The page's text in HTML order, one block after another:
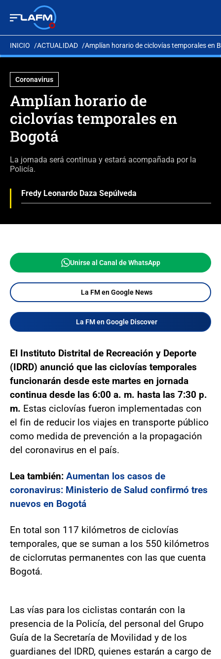
INICIO ACTUALIDAD Amplían horario de ciclovías temporales en
Coronavirus
Amplían horario de
ciclovías temporales en
Bogotá
La jornada será continua y estará acompañada por la
Policía.
Fredy Leonardo Daza Sepúlveda
Unirse al Canal de WhatsApp
La FM en Google News
La FM en Google Discover
El Instituto Distrital de Recreación y Deporte
(IDRD) anunció que las ciclovías temporales
funcionarán desde este martes en jornada
continua desde las 6:00 a. m. hasta las 7:30 p.
m. Estas ciclovías fueron implementadas con
el fin de reducir los viajes en transporte público
como medida de prevención a la propagación
del coronavirus en el país.
Lea también: Aumentan los casos de
coronavirus: Ministerio de Salud confirmó tres
nuevos en Bogotá
En total son 117 kilómetros de ciclovías
temporales, que se suman a los 550 kilómetros
de ciclorrutas permanentes con las que cuenta
Bogotá.
Las vías para los ciclistas contarán con la
presencia de la Policía, del personal del Grupo
Guía de la Secretaría de Movilidad y de los
guardianes del IDRD, quienes estarán a cargo de